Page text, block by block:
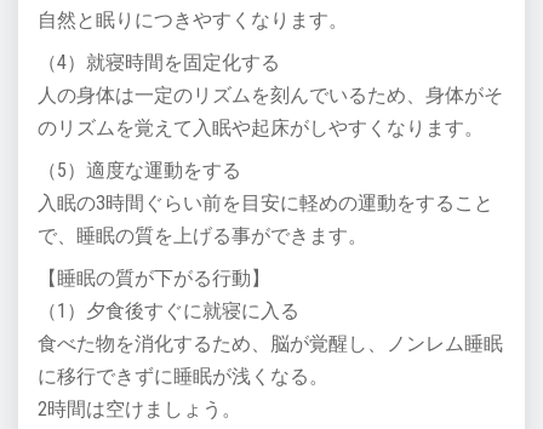
自然と眠りにつきやすくなります。
（4）就寝時間を固定化する
人の身体は一定のリズムを刻んでいるため、身体がそ
のリズムを覚えて入眠や起床がしやすくなります。
（5）適度な運動をする
入眠の3時間ぐらい前を目安に軽めの運動をすること
で、睡眠の質を上げる事ができます。
【睡眠の質が下がる行動】
（1）夕食後すぐに就寝に入る
食べた物を消化するため、脳が覚醒し、ノンレム睡眠
に移行できずに睡眠が浅くなる。
2時間は空けましょう。